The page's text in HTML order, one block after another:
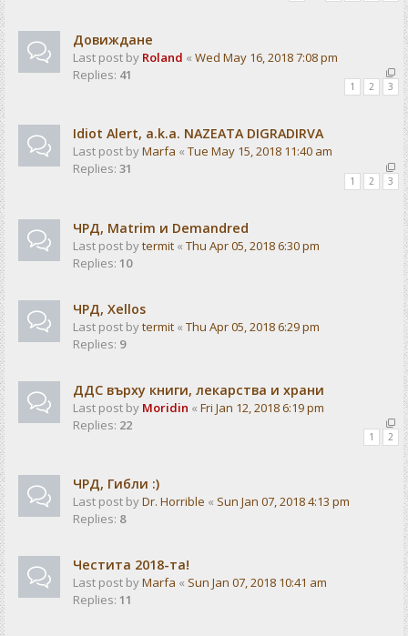
Довиждане
Last post by Roland « Wed May 16, 2018 7:08 pm
Replies: 41
1 2 3
Idiot Alert, a.k.a. NAZEATA DIGRADIRVA
Last post byMarfa « Tue May 15, 2018 11:40 am
Replies: 31
1 2 3
ЧРД, Matrim и Demandred
Last post bytermit « Thu Apr 05, 2018 6:30 pm
Replies: 10
ЧРД, Xellos
Last post bytermit « Thu Apr 05, 2018 6:29 pm
Replies: 9
ДДС върху книги, лекарства и храни
Last post by Moridin « Fri Jan 12, 2018 6:19 pm
Replies: 22
1 2
ЧРД, Гибли :)
Last post byDr. Horrible « Sun Jan 07, 2018 4:13 pm
Replies: 8
Честита 2018-та!
Last post byMarfa « Sun Jan 07, 2018 10:41 am
Replies: 11